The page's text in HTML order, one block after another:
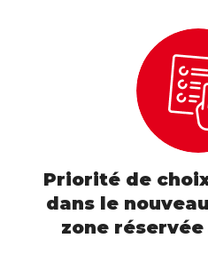
Priorité de
dans le
zone